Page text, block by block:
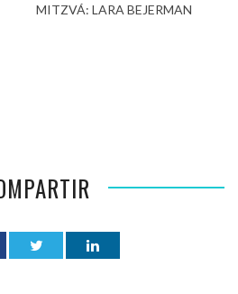
MITZVÁ: LARA BEJERMAN